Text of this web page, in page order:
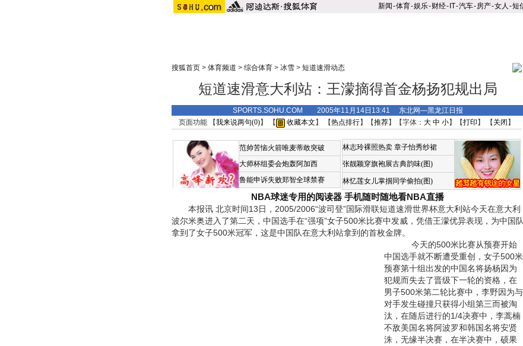
新闻-体育-娱乐-财经- IT-汽车-房产-女人 -短
搜狐首页> 体育频道 > 综合体育> 冰雪> 短道速滑动态
短道速滑意大利站：王濛摘得首金杨扬犯规出局
SPORTS.SOHU.COM 2005年11月14日13:41 东北网—黑龙江日报
页面功能 【我来说两句(0)】 【 收藏本文 】 【热点排行】【推荐】【字体： 大 中 小】【打印 】 【 关闭 】
范帅苦恼火箭唯麦蒂敢突破
大师杯组委会炮轰阿加西
鲁能申诉失败郑智全球禁赛
林志玲裸照热卖 章子怡秀纱裙
张靓颖穿旗袍展古典韵味(图)
林忆莲女儿掌掴同学偷拍(图)
NBA球迷专用的阅读器 手机随时随地看NBA直播
本报讯 北京时间13日，2005/2006“波司登”国际滑联短道速滑世界杯意大利站今天在意大利
波尔米奥进入了第二天，中国选手在“强项”女子500米比赛中发威，凭借王濛优异表现，为中国队
拿到了女子500米冠军，这是中国队在意大利站拿到的首枚金牌。
今天的500米比赛从预赛开始
中国选手就不断遭受重创，女子500米
预赛第十组出发的中国名将扬杨因为
犯规而失去了晋级下一轮的资格，在
男子500米第二轮比赛中，李野因为与
对手发生碰撞只获得小组第三而被淘
汰，在随后进行的1/4决赛中，李蒿楠
不敌美国名将阿波罗和韩国名将安贤
洙，无缘半决赛，在半决赛中，硕果